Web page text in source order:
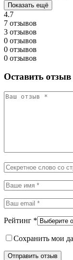
Показать ещё
4.7
7 отзывов
3 отзывов
0 отзывов
0 отзывов
0 отзывов
Оставить отзыв
Рейтинг *
Сохранить мои